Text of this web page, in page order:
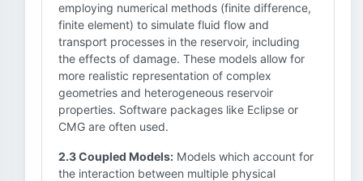
employing numerical methods (finite difference,
finite element) to simulate fluid flow and
transport processes in the reservoir, including
the effects of damage. These models allow for
more realistic representation of complex
geometries and heterogeneous reservoir
properties. Software packages like Eclipse or
CMG are often used.
2.3 Coupled Models: Models which account for
the interaction between multiple physical